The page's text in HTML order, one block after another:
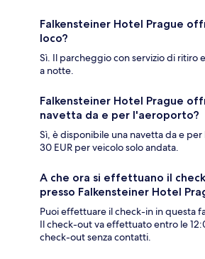
Falkensteiner Hotel Prague
loco?
Sì. Il parcheggio con servizio di ritiro
a notte.
Falkensteiner Hotel Prague
navetta da e per l'aeroporto?
Sì, è disponibile una navetta da e
30 EUR per veicolo solo andata.
A che ora si effettuano il
presso Falkensteiner Hotel
Puoi effettuare il check-in in questa
Il check-out va effettuato entro le
check-out senza contatti.